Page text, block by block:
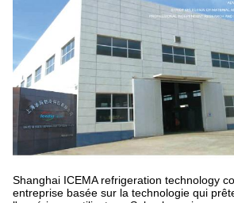
BMF20020T 133 64,6 129.3
BMF250 25T 165,7 87,7 175.4
BMF30030T 185 187